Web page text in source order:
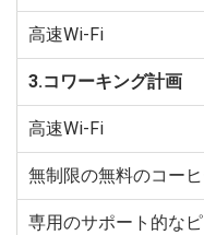
高速Wi-Fi
3.コワーキング計画
高速Wi-Fi
無制限の無料のコー
専用のサポート的な